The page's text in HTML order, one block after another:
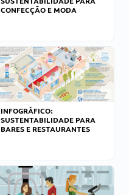
CONFECÇÃO E MODA
INFOGRÁFICO:
SUSTENTABILIDADE PARA
BARES E RESTAURANTES